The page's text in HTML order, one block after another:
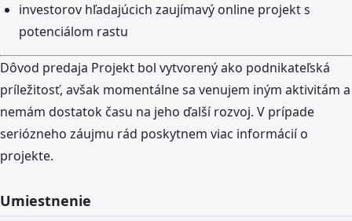
investorov hľadajúcich zaujímavý online projekt s
potenciálom rastu
Dôvod predaja Projekt bol vytvorený ako podnikateľská
príležitosť, avšak momentálne sa venujem iným aktivitám a
nemám dostatok času na jeho ďalší rozvoj. V prípade
seriózneho záujmu rád poskytnem viac informácií o
projekte.
Umiestnenie